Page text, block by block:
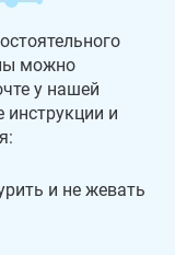
можно
у нашей
инструкции и
и не жевать